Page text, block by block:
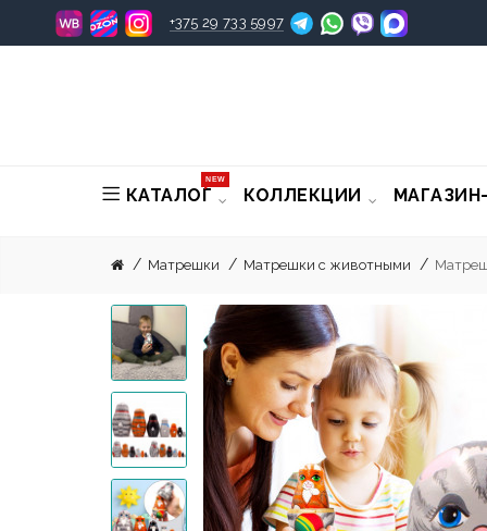
+375 29 733 5997
КАТАЛОГ
NEW
КОЛЛЕКЦИИ
Матрешки Матрешки с животными